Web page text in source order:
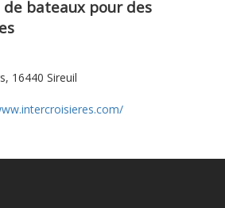
de bateaux pour des
16440 Sireuil